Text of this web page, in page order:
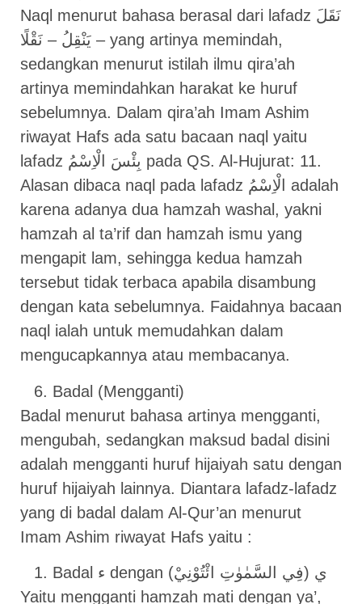
Naql menurut bahasa berasal dari lafadz نَقَلَ
– يَنْقِلُ – نَقْلًا yang artinya memindah,
sedangkan menurut istilah ilmu qira’ah
artinya memindahkan harakat ke huruf
sebelumnya. Dalam qira’ah Imam Ashim
riwayat Hafs ada satu bacaan naql yaitu
lafadz بِئْسَ الْاِسْمُ pada QS. Al-Hujurat: 11.
Alasan dibaca naql pada lafadz الْاِسْمُ adalah
karena adanya dua hamzah washal, yakni
hamzah al ta’rif dan hamzah ismu yang
mengapit lam, sehingga kedua hamzah
tersebut tidak terbaca apabila disambung
dengan kata sebelumnya. Faidahnya bacaan
naql ialah untuk memudahkan dalam
mengucapkannya atau membacanya.
Badal (Mengganti)
Badal menurut bahasa artinya mengganti,
mengubah, sedangkan maksud badal disini
adalah mengganti huruf hijaiyah satu dengan
huruf hijaiyah lainnya. Diantara lafadz-lafadz
yang di badal dalam Al-Qur’an menurut
Imam Ashim riwayat Hafs yaitu :
Badal ء dengan ي (فِي السَّمٰوٰتِ ائْتُوْنِيْ)
Yaitu mengganti hamzah mati dengan ya’,